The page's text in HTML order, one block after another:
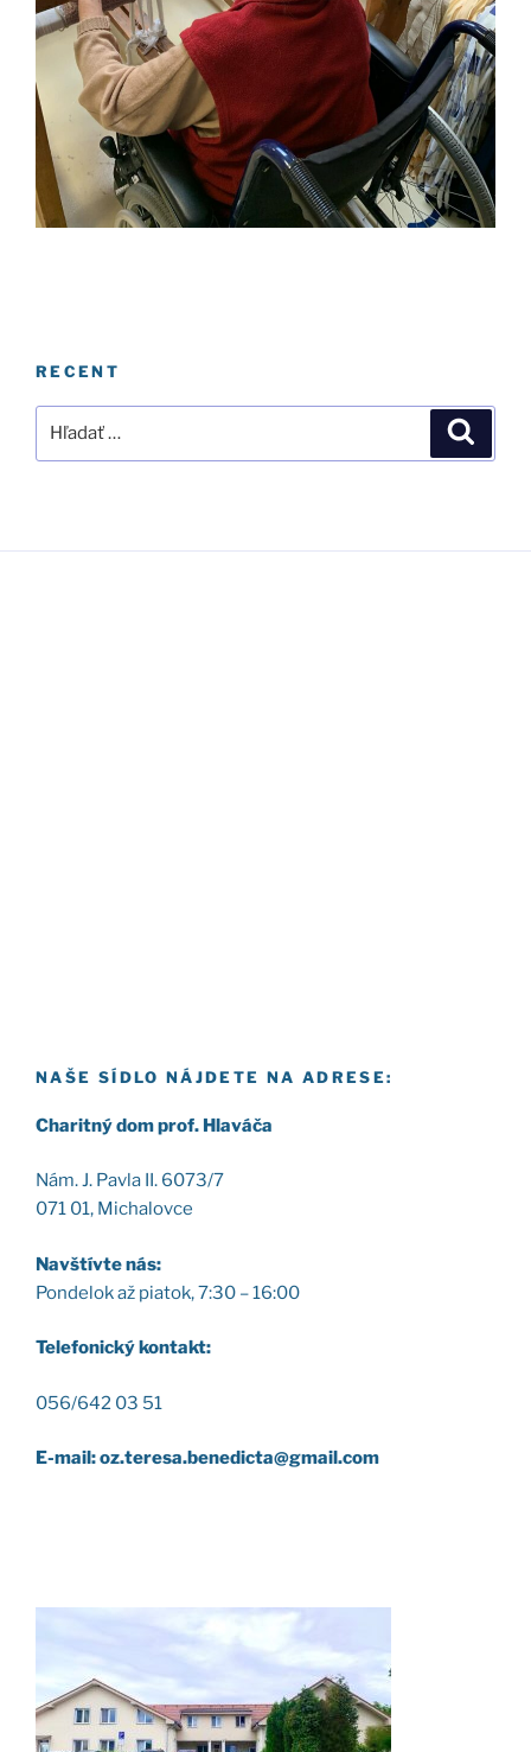
RECENT
NAŠE SÍDLO NÁJDETE NA ADRESE:
Cha­rit­ný dom prof. Hla­vá­ča
Nám. J. Pav­la II. 6073/7
071 01, Micha­lov­ce
Nav­štív­te nás:
Pon­de­lok až pia­tok, 7:30 – 16:00
Tele­fo­nic­ký kon­takt:
056/642 03 51
E-mail: oz.teresa.benedicta@gmail.com